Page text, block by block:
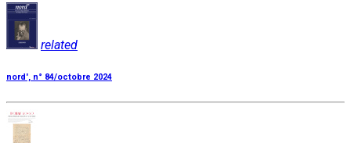
related
nord', n° 84/octobre 2024